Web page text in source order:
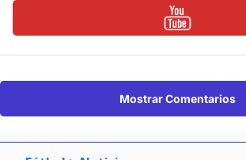
Mostrar Comentarios